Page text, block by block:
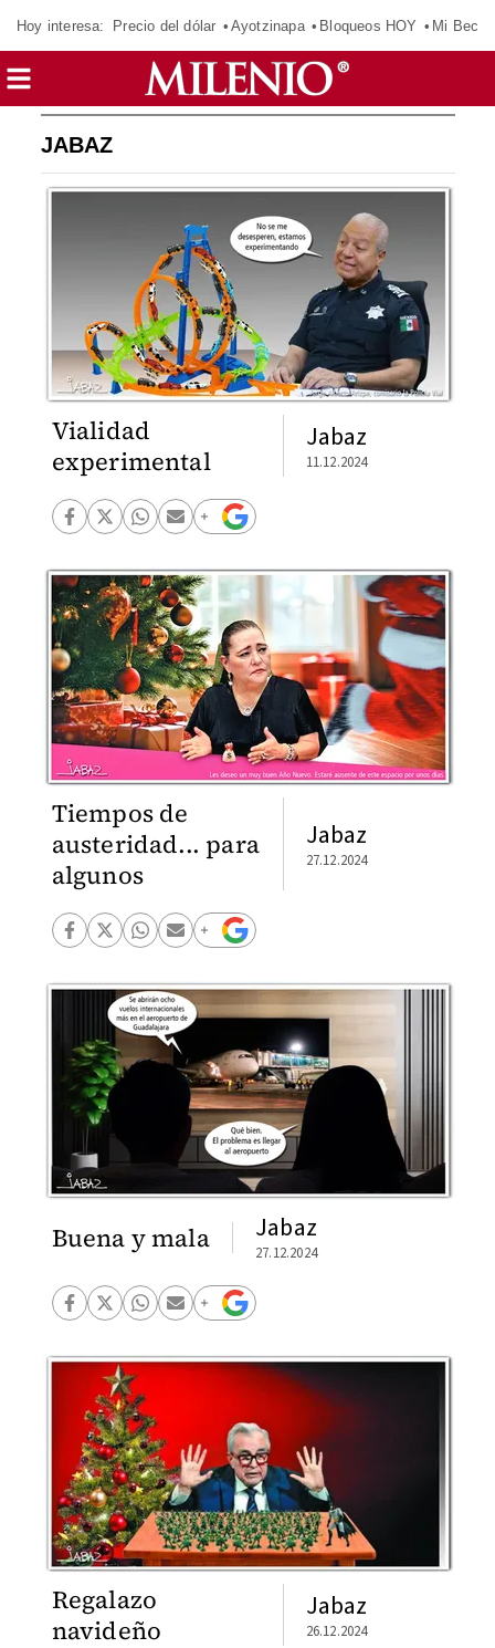
Hoy interesa: Precio del dólar Ayotzinapa Bloqueos HOY Mi Beca
JABAZ
Vialidad
experimental
Jabaz
11.12.2024
Tiempos de
austeridad... para
algunos
Jabaz
27.12.2024
Buena y mala Jabaz
27.12.2024
Regalazo
navideño
Jabaz
26.12.2024